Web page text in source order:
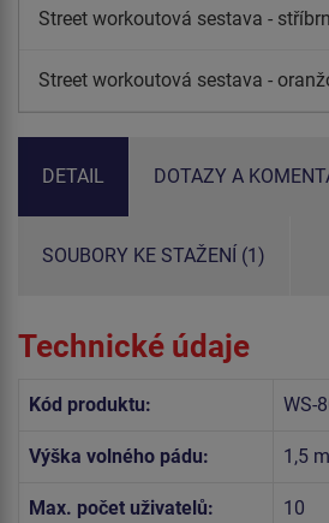
Street workoutová sestava -
Street workoutová sestava -
DETAIL DOTAZY A
SOUBORY KE STAŽENÍ (1)
Technické údaje
Kód produktu: WS-
Výška volného pádu: 1,5 m
Max. počet uživatelů: 10